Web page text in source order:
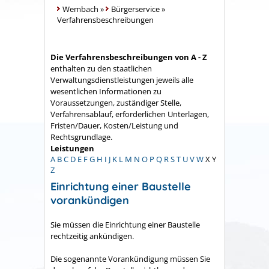
Wembach » Bürgerservice»
Verfahrensbeschreibungen
Die Verfahrensbeschreibungen von A - Z
enthalten zu den staatlichen
Verwaltungsdienstleistungen jeweils alle
wesentlichen Informationen zu
Voraussetzungen, zuständiger Stelle,
Verfahrensablauf, erforderlichen Unterlagen,
Fristen/Dauer, Kosten/Leistung und
Rechtsgrundlage.
Leistungen
A BC D E FG H I J K L M N O P Q RST UVWX Y
Z
Einrichtung einer Baustelle
vorankündigen
Sie müssen die Einrichtung einer Baustelle
rechtzeitig ankündigen.
Die sogenannte Vorankündigung müssen Sie